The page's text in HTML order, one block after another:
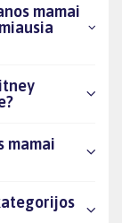
mamai
mamai